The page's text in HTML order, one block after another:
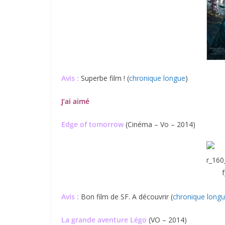
Avis : Superbe film ! (chronique longue)
J’ai aimé
Edge of tomorrow (Cinéma – Vo – 2014)
Avis : Bon film de SF. A découvrir (chronique
La grande aventure Légo (VO – 2014)